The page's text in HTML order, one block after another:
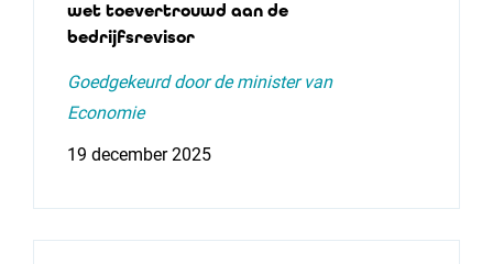
wet toevertrouwd aan de
bedrijfsrevisor
Goedgekeurd door de minister van
Economie
19 december 2025